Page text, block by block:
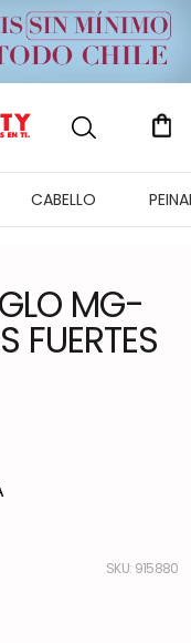
CABELLO
MG-
: 915880